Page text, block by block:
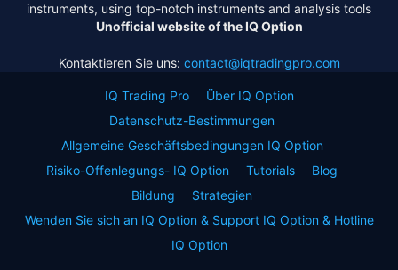
instruments, using top-notch instruments and analysis tools
Unofficial website of the IQ Option
Kontaktieren Sie uns: contact@iqtradingpro.com
IQ Trading Pro
Über IQ Option
Datenschutz-Bestimmungen
Allgemeine Geschäftsbedingungen IQ Option
Risiko-Offenlegungs- IQ Option
Tutorials
Blog
Bildung
Strategien
Wenden Sie sich an IQ Option & Support IQ Option & Hotline
IQ Option